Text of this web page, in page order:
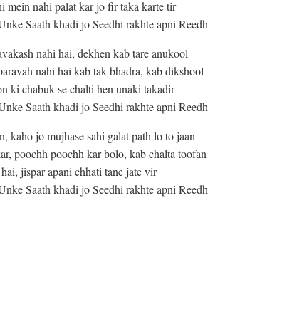
mein nahi palat kar jo fir taka karte tir
Saath khadi jo Seedhi rakhte apni Reedh
nahi hai, dekhen kab tare anukool
nahi hai kab tak bhadra, kab dikshool
ki chabuk se chalti hen unaki takadir
Saath khadi jo Seedhi rakhte apni Reedh
kaho jo mujhase sahi galat path lo to jaan
poochh poochh kar bolo, kab chalta toofan
jispar apani chhati tane jate vir
Saath khadi jo Seedhi rakhte apni Reedh